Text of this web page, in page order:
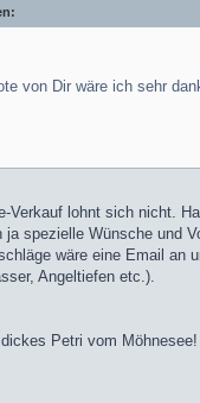
von Dir wäre ich sehr
Verkauf lohnt sich nicht.
ja spezielle Wünsche und
wäre eine Email an
Angeltiefen etc.).
Petri vom Möhnesee!